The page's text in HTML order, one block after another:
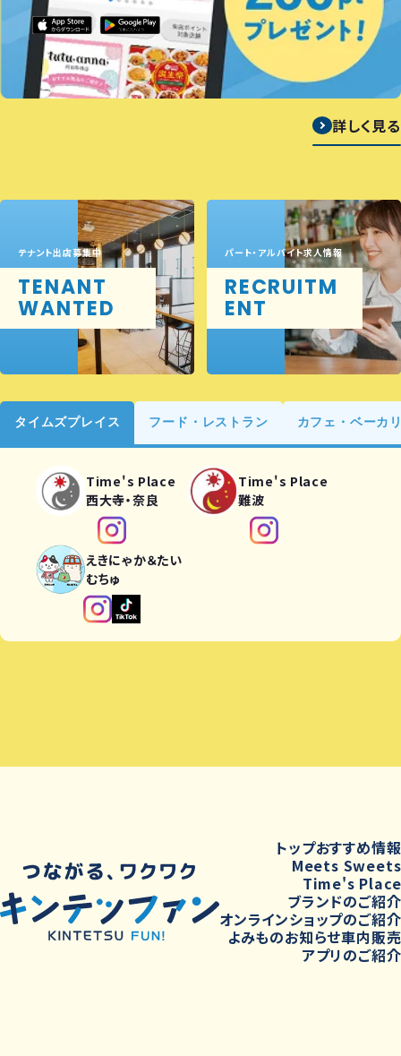
詳しく見る
テナント出店募集中
TENANT
WANTED
パート・アルバイト求人情報
RECRUITM
ENT
タイムズプレイス フード・レストラン カフェ・ベーカ
Time's Place
西大寺・奈良
Time's Place
難波
えきにゃか＆たい
むちゅ
トップおすすめ情報
Meets Sweets
Time's Place
ブランドのご紹介
オンラインショップのご紹介
よみものお知らせ車内販売
アプリのご紹介